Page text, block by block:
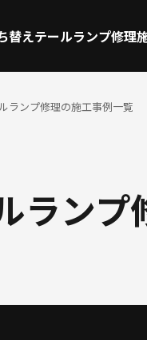
替えテールランプ修理
ランプ修理の施工事例一覧
ラン